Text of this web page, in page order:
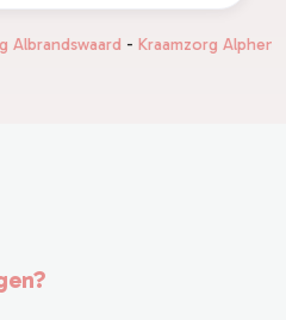
-Kraamzorg Alphen aan